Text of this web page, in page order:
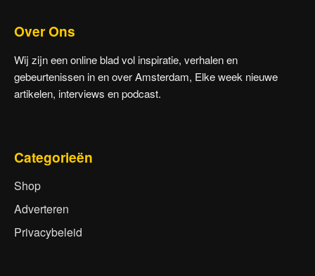
Over Ons
Wij zijn een online blad vol inspiratie, verhalen en
gebeurtenissen in en over Amsterdam, Elke week nieuwe
artikelen, interviews en podcast.
Categorieën
Shop
Adverteren
Privacybeleid